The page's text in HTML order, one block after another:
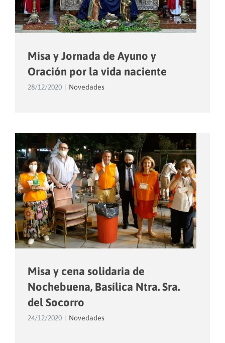
Misa y Jornada de Ayuno y
Oración por la vida naciente
28/12/2020 Novedades
Misa y cena solidaria de
Nochebuena, Basílica Ntra. Sra.
del Socorro
24/12/2020 Novedades